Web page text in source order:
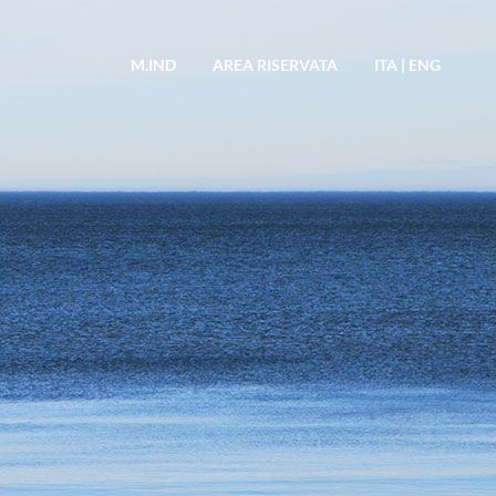
M.IND AREA RISERVATA ITA | ENG